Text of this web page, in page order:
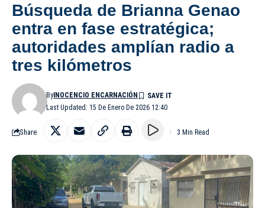
Búsqueda de Brianna Genao
entra en fase estratégica;
autoridades amplían radio a
tres kilómetros
Last Updated: 15 De Enero De 2026 12:40
ByINOCENCIO ENCARNACIÓN
Share 3 Min Read